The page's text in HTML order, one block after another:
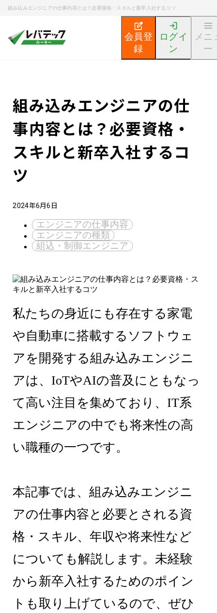
組み込みエンジニアの仕事内容とは？必要資格・スキルと新卒入社するコツ
会員登
録
ログイ
ン
メニ
ー
エンジニア就活ノウハウ記事
組み込みエンジニアの仕
事内容とは？必要資格・
スキルと新卒入社するコ
ツ
2024年6月6日
エンジニアの仕事内容
エンジニアの種類
組込・制御エンジニア
私たちの身近にも存在する家電
や自動車に搭載するソフトウェ
アを開発する組み込みエンジニ
アは、IoTやAIの普及にともなっ
て高い注目を集めており、IT系
エンジニアの中でも将来性の高
い職種の一つです。
本記事では、組み込みエンジニ
アの仕事内容と必要とされる資
格・スキル、年収や将来性など
についても解説します。未経験
から新卒入社するためのポイン
トも取り上げているので、ぜひ